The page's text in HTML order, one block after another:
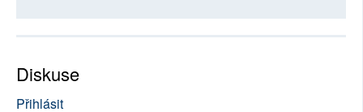
Diskuse
Přihlásit